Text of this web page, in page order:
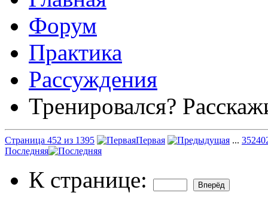
Форум
Практика
Рассуждения
Тренировался?
Страница 452 из 1395 Первая ... 352
Последняя
К странице: